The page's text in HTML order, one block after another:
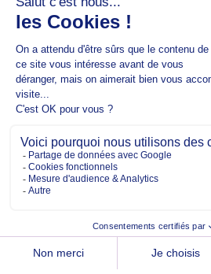
Copyright @2026 EM